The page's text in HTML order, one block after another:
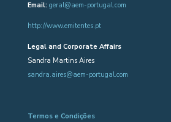
Email: geral@aem-portugal.com
http://www.emitentes.pt
Legal and Corporate Affairs
Sandra Martins Aires
sandra.aires@aem-portugal.com
Termos e Condições